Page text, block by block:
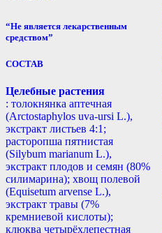
“Не является лекарственным
средством”
СОСТАВ
Целебные растения
: толокнянка аптечная
(Arctostaphylos uva-ursi L.),
экстракт листьев 4:1;
расторопша пятнистая
(Silybum marianum L.),
экстракт плодов и семян (80%
силимарина); хвощ полевой
(Equisetum arvense L.),
экстракт травы (7%
кремниевой кислоты);
клюква четырёхлепестная